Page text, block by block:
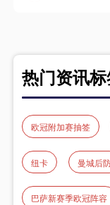
热门资讯
欧冠附加赛抽签
纽卡 曼城后
巴萨新赛季欧冠阵容